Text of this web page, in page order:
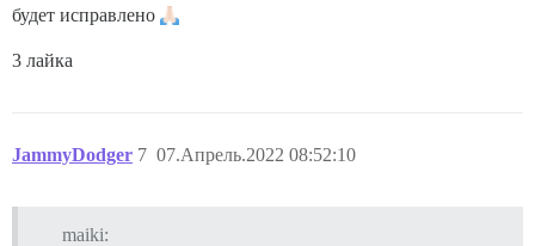
будет исправлено
3 лайка
JammyDodger 07.Апрель.2022 08:52:10
7
maiki: